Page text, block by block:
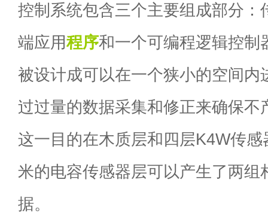
控制系统包含三个主要组成部分：
端应用程序和一个可编程逻辑控制
被设计成可以在一个狭小的空间内
过过量的数据采集和修正来确保不
这一目的在木质层和四层K4W传
米的电容传感器层可以产生了两组
据。